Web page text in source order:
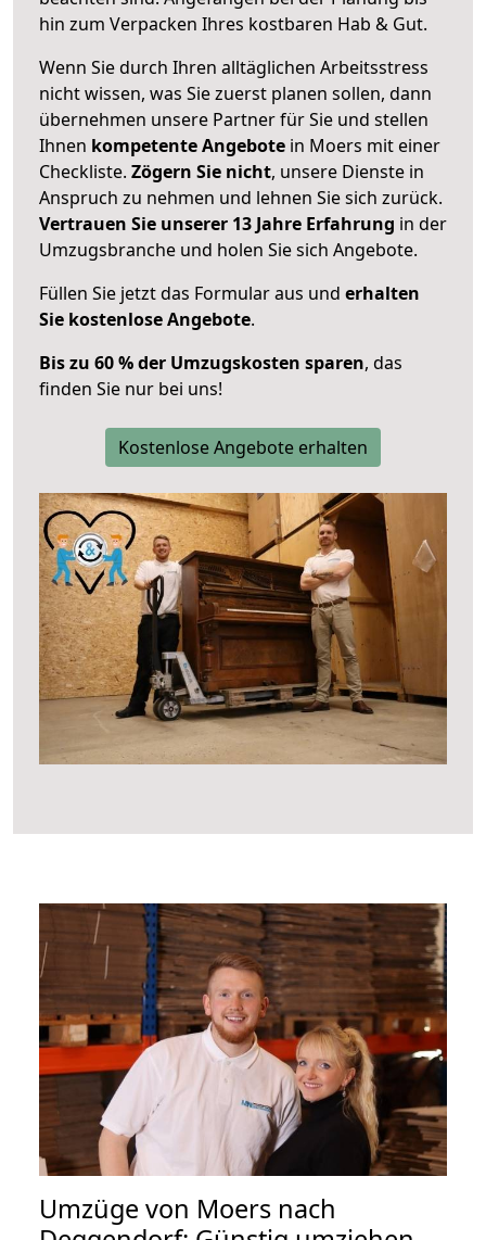
hin zum Verpacken Ihres kostbaren Hab & Gut.
Wenn Sie durch Ihren alltäglichen Arbeitsstress
nicht wissen, was Sie zuerst planen sollen, dann
übernehmen unsere Partner für Sie und stellen
Ihnen kompetente Angebote in Moers mit einer
Checkliste. Zögern Sie nicht, unsere Dienste in
Anspruch zu nehmen und lehnen Sie sich zurück.
Vertrauen Sie unserer 13 Jahre Erfahrung in der
Umzugsbranche und holen Sie sich Angebote.
Füllen Sie jetzt das Formular aus und erhalten
Sie kostenlose Angebote.
Bis zu 60 % der Umzugskosten sparen, das
finden Sie nur bei uns!
Kostenlose Angebote erhalten
Umzüge von Moers nach